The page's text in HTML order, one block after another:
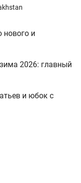
и
2026: главный
и юбок с